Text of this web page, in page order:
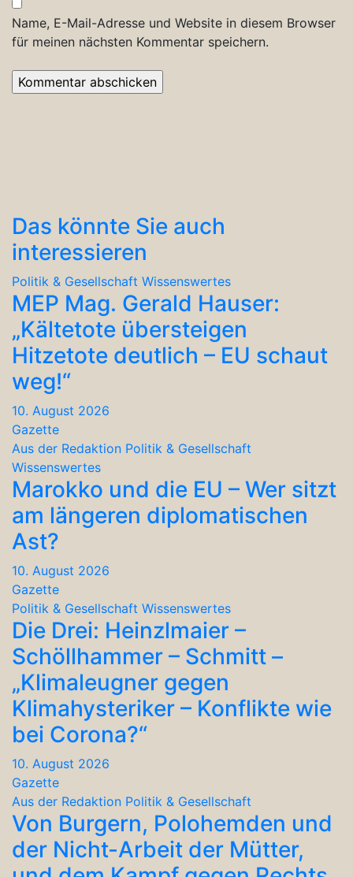
Name, E-Mail-Adresse und Website in diesem Browser
für meinen nächsten Kommentar speichern.
Das könnte Sie auch
interessieren
Politik & Gesellschaft Wissenswertes
MEP Mag. Gerald Hauser:
„Kältetote übersteigen
Hitzetote deutlich – EU schaut
weg!“
10. August 2026
Gazette
Aus der Redaktion Politik & Gesellschaft
Wissenswertes
Marokko und die EU – Wer sitzt
am längeren diplomatischen
Ast?
10. August 2026
Gazette
Politik & Gesellschaft Wissenswertes
Die Drei: Heinzlmaier –
Schöllhammer – Schmitt –
„Klimaleugner gegen
Klimahysteriker – Konflikte wie
bei Corona?“
10. August 2026
Gazette
Aus der Redaktion Politik & Gesellschaft
Von Burgern, Polohemden und
der Nicht-Arbeit der Mütter,